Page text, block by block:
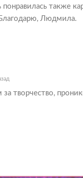
также
Людмила.
за творчество,